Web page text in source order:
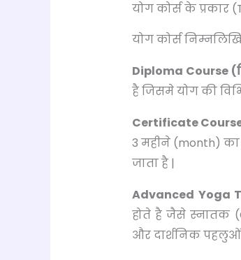
योग कोर्स के प्रकार
योग कोर्स
Diploma Course
है जिसमे योग की
Certificate
3 महीने (month)
जाता है |
Advanced Yoga
होते है जैसे स्नातक
और दार्शनिक पहलुओं